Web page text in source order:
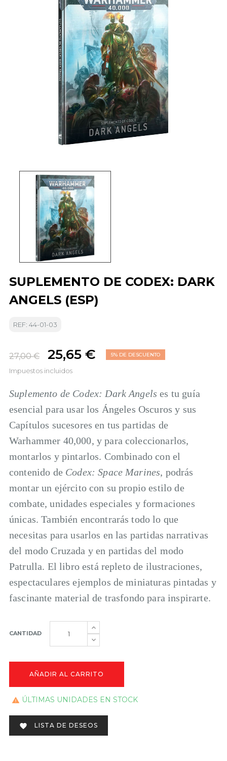
SUPLEMENTO DE CODEX: DARK
ANGELS (ESP)
REF: 44-01-03
27,00 € 25,65 € 5% DE DESCUENTO
Impuestos incluidos
Suplemento de Codex: Dark Angels es tu guía
esencial para usar los Ángeles Oscuros y sus
Capítulos sucesores en tus partidas de
Warhammer 40,000, y para coleccionarlos,
montarlos y pintarlos. Combinado con el
contenido de Codex: Space Marines, podrás
montar un ejército con su propio estilo de
combate, unidades especiales y formaciones
únicas. También encontrarás todo lo que
necesitas para usarlos en las partidas narrativas
del modo Cruzada y en partidas del modo
Patrulla. El libro está repleto de ilustraciones,
espectaculares ejemplos de miniaturas pintadas y
fascinante material de trasfondo para inspirarte.
CANTIDAD
AÑADIR AL CARRITO
 ÚLTIMAS UNIDADES EN STOCK
 LISTA DE DESEOS